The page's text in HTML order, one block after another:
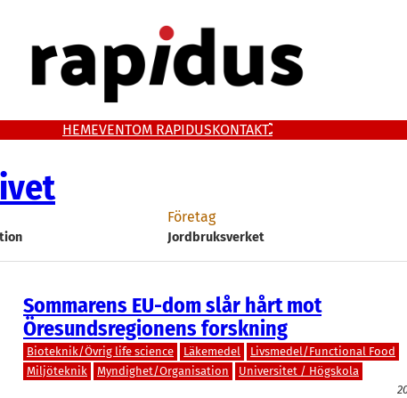
HEMEVENTOM RAPIDUSKONTAKT
Företag
Jordbruksverket
Sommarens EU-dom slår hårt mot
Öresundsregionens forskning
Bioteknik/Övrig life science Läkemedel
Livsmedel/Functional Food
Miljöteknik
Myndighet/Organisation
Universitet / Högskola